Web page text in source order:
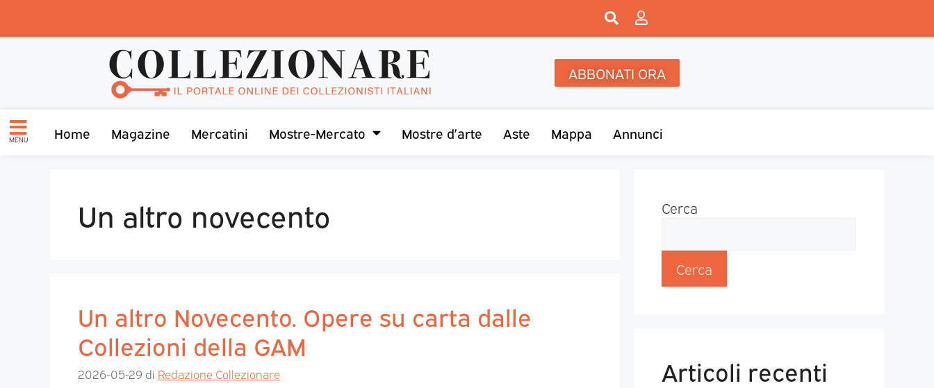
ABBONATI ORA
MENU Home Magazine Mercatini Mostre-Mercato Mostre d’arte Aste Mappa Annunci
Un altro novecento
Un altro Novecento. Opere su carta dalle
Collezioni della GAM
2026-05-29 di Redazione Collezionare
Cerca
Cerca
Articoli recenti